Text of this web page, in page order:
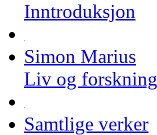
Inntroduksjon
Simon Marius
Liv og forskning
Samtlige verker